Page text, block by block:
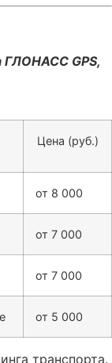
ГЛОНАСС GPS,
Цена (руб.)
от 8 000
от 7 000
от 7 000
от 5 000
транспорта.